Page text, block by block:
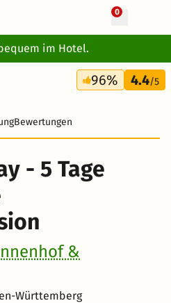
0
im Hotel.
5 Tage
528 €
96% 4.4/5
Bewertungen
- 5 Tage
&
Württemberg